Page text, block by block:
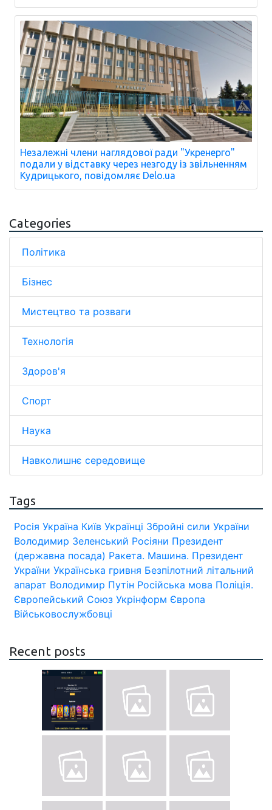
Незалежні члени наглядової ради "Укренерго"
подали у відставку через незгоду із звільненням
Кудрицького, повідомляє Delo.ua
Categories
Політика
Бізнес
Мистецтво та розваги
Технологія
Здоров'я
Спорт
Наука
Навколишнє середовище
Tags
Росія Україна Київ Українці Збройні сили України
Володимир Зеленський Росіяни Президент
(державна посада) Ракета. Машина. Президент
України Українська гривня Безпілотний літальний
апарат Володимир Путін Російська мова Поліція.
Європейський Союз Укрінформ Європа
Військовослужбовці
Recent posts